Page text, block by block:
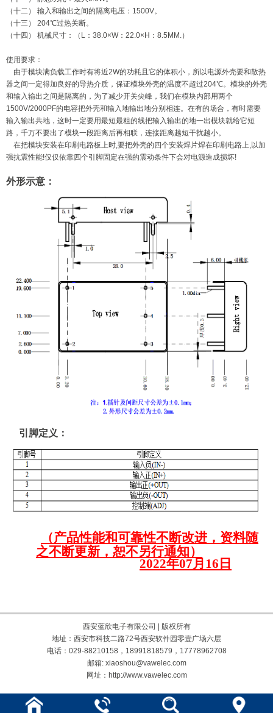
（十二） 输入和输出之间的隔离电压：1500V。
（十三） 204℃过热关断。
（十四） 机械尺寸：（L：38.0×W：22.0×H：8.5MM.）
使用要求：
由于模块满负载工作时有将近2W的功耗且它的体积小，所以电源外壳要和散热
器之间一定得加良好的导热介质，保证模块外壳的温度不超过204℃。模块的外壳
和输入输出之间是隔离的，为了减少开关尖峰，我们在模块内部用两个
1500V/2000PF的电容把外壳和输入地输出地分别相连。在有的场合，有时需要
输入输出共地，这时一定要用最短最粗的线把输入输出的地一出模块就给它短
路，千万不要出了模块一段距离后再相联，连接距离越短干扰越小。
在把模块安装在印刷电路板上时,要把外壳的四个安装焊片焊在印刷电路上,以加
强抗震性能!仅仅依靠四个引脚固定在强的震动条件下会对电源造成损坏!
外形示意：
引脚定义：
（产品性能和可靠性不断改进，资料随
之不断更新，恕不另行通知）
2022年07 月 16 日
西安蓝欣电子有限公司 | 版权所有
地址：西安市科技二路72号西安软件园零壹广场六层
电话：029-88210158，18991818579，17778962708
邮箱: xiaoshou@vawelec.com
网址：http://www.vawelec.com